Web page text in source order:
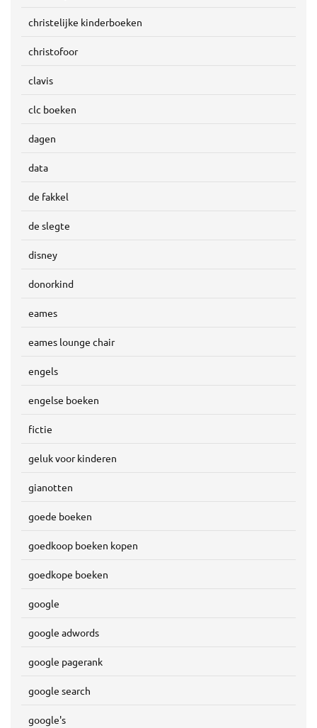
christelijke kinderboeken
christofoor
clavis
clc boeken
dagen
data
de fakkel
de slegte
disney
donorkind
eames
eames lounge chair
engels
engelse boeken
fictie
geluk voor kinderen
gianotten
goede boeken
goedkoop boeken kopen
goedkope boeken
google
google adwords
google pagerank
google search
google's